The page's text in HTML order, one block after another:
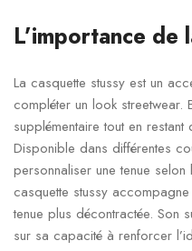
L’importance de
La casquette stussy est un
compléter un look streetwear.
supplémentaire tout en
Disponible dans différentes
personnaliser une tenue
casquette stussy
tenue plus décontractée. Son
sur sa capacité à renforcer